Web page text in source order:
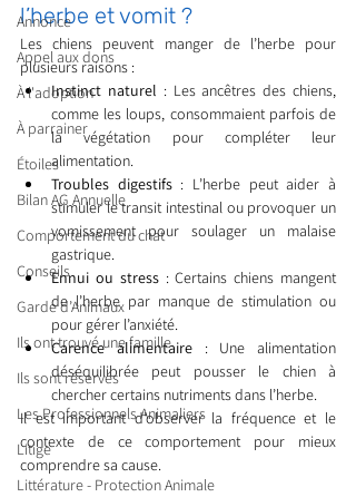
Annonce
Appel aux dons
À l'adoption
À parrainer
Étoiles
Bilan AG Annuelle
Comportement du chat
Conseils
Garde d’Animaux
Ils ont trouvé une famille
Ils sont réservés
Les Professionnels Animaliers
Litige
Littérature - Protection Animale
l’herbe et vomit ?
Les chiens peuvent manger de l’herbe pour
plusieurs raisons :
Instinct naturel : Les ancêtres des chiens,
comme les loups, consommaient parfois de
la végétation pour compléter leur
alimentation.
Troubles digestifs : L’herbe peut aider à
stimuler le transit intestinal ou provoquer un
vomissement pour soulager un malaise
gastrique.
Ennui ou stress : Certains chiens mangent
de l’herbe par manque de stimulation ou
pour gérer l’anxiété.
Carence alimentaire : Une alimentation
déséquilibrée peut pousser le chien à
chercher certains nutriments dans l’herbe.
Il est important d’observer la fréquence et le
contexte de ce comportement pour mieux
comprendre sa cause.